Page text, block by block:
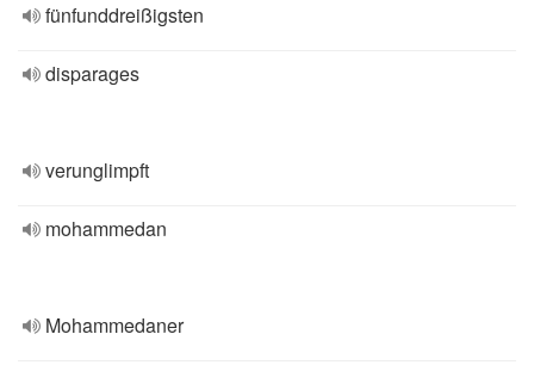
fünfunddreißigsten
disparages
verunglimpft
mohammedan
Mohammedaner